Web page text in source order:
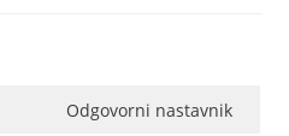
Odgovorni nastavnik